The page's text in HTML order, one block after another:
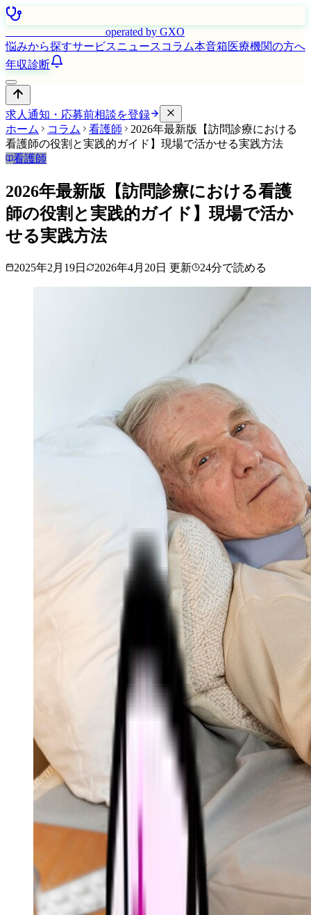
operated by GXO
悩みから探すサービスニュース コラム本音箱医療機関の方へ
年収診断
求人通知・応募前相談を登録
ホーム
コラム 看護師
2026年最新版【訪問診療における
看護師の役割と実践的ガイド】現場で活かせる実践方法
看護師
2026年最新版【訪問診療における看護
師の役割と実践的ガイド】現場で活か
せる実践方法
2025年2月19日 2026年4月20日 更新 24分で読める